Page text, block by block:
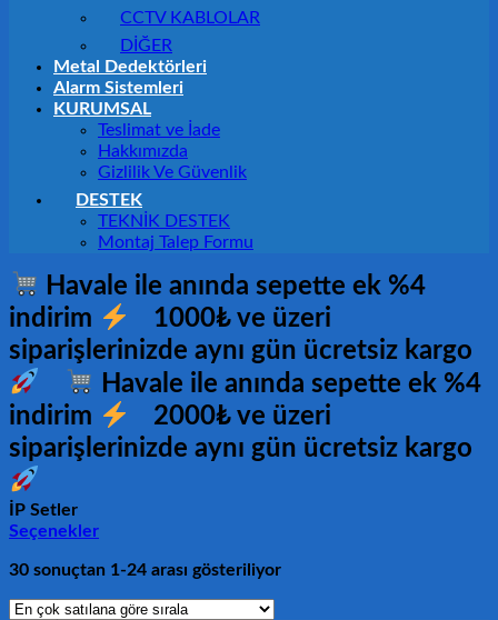
CCTV KABLOLAR
DİĞER
Metal Dedektörleri
Alarm Sistemleri
KURUMSAL
Teslimat ve İade
Hakkımızda
Gizlilik Ve Güvenlik
DESTEK
TEKNİK DESTEK
Montaj Talep Formu
Havale ile anında sepette ek %4
indirim
1000₺ ve üzeri
siparişlerinizde aynı gün ücretsiz kargo
Havale ile anında sepette ek %4
indirim
2000₺ ve üzeri
siparişlerinizde aynı gün ücretsiz kargo
İP Setler
Seçenekler
30 sonuçtan 1-24 arası gösteriliyor